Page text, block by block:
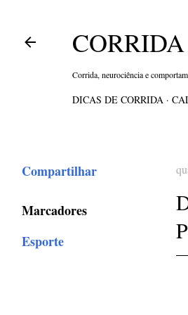
Corrida, neurociência e
DICAS DE CORRIDA
Compartilhar
Marcadores
Esporte